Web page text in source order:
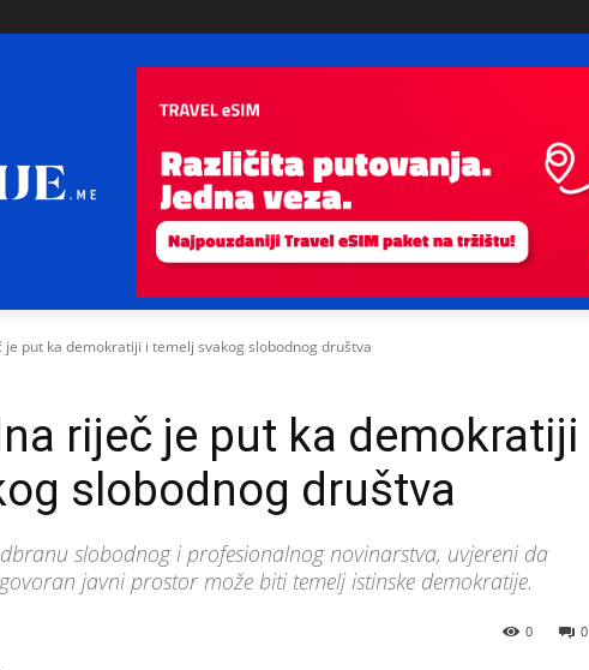
je put ka demokratiji i temelj svakog slobodnog društva
riječ je put ka demokratiji
slobodnog društva
slobodnog i profesionalnog novinarstva, uvjereni da
javni prostor može biti temelj istinske demokratije.
0
0